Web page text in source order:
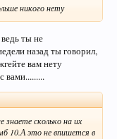
никого нету
ты не
назад ты говорил,
вам нету
вами.........
сколько на их
10.А это не впишется в